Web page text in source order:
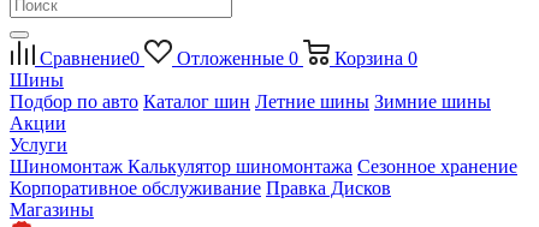
Сравнение0 Отложенные 0 Корзина 0
Шины
Подбор по авто Каталог шин Летние шины Зимние шины
Акции
Услуги
Шиномонтаж Калькулятор шиномонтажа Сезонное хранение
Корпоративное обслуживание Правка Дисков
Магазины